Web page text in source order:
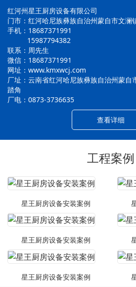
红河州星王厨房设备有限公司
门市：红河哈尼族彝族自治州蒙自市文澜
手机：18687371991
15987794382
联系：周先生
微信：18687371991
网址：www.kmxwcj.com
厂址：云南省红河哈尼族彝族自治州蒙自
踏角
厂电：0873-3736635
查看详细
工程案例
星王厨房设备安装案例
星王厨房设备安装案例
星王厨房设备安装案例